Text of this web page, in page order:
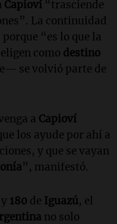
Capioví “trasciende
La continuidad
“es lo que la
como destino
se volvió parte de
a Capioví
los ayude por ahí a
y que se vayan
”, manifestó.
y 180 de Iguazú, el
no solo